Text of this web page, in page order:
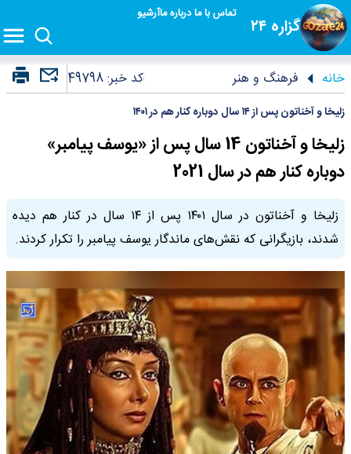
گزاره ۲۴
تماس با مادرباره ماآرشیو
خانه فرهنگ و هنر کد خبر:49798
زلیخا و آخناتون پس از ۱۴ سال دوباره کنار هم در ۱۴۰۱
زلیخا و آخناتون 14 سال پس از «یوسف پیامبر»
دوباره کنار هم در سال 2021
زلیخا و آخناتون در سال ۱۴۰۱ پس از ۱۴ سال در کنار هم دیده
شدند، بازیگرانی که نقش‌های ماندگار یوسف پیامبر را تکرار کردند.